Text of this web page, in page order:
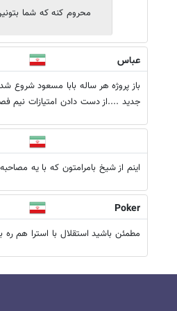
محروم کنه که شما
عباس
باز پروژه هر ساله بابا مسعود شروع
جدید ....از دست دادن امتیازات نیم
اینم از شیخ بامرامتون که با یه
Poker
مطمئن باشید استقلال با استرا هم